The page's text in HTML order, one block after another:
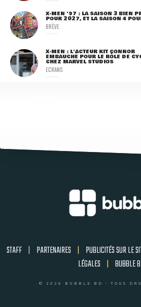
X-MEN '97 : LA SAISON 3 BIEN
POUR 2027, ET LA SAISON 4
BRÈVE
X-MEN : L'ACTEUR KIT CONNOR
EMBAUCHÉ POUR LE RÔLE DE
CHEZ MARVEL STUDIOS
ECRANS
STAFF | PARTENAIRES | PUBLICITÉS SUR LE
LÉGALES | BUBBLE
© 2026 BUBBLE BD - TOUS